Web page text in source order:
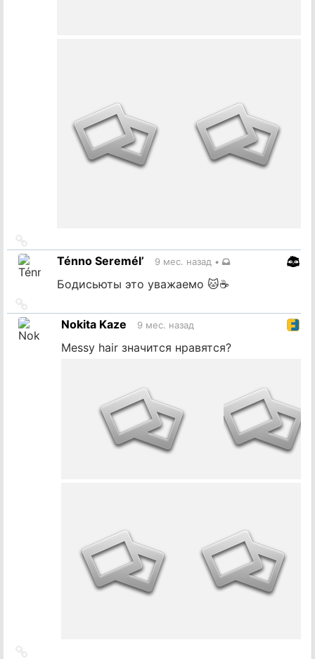
на
источникTénno Seremél’ 9 мес. назад •
Бодисьюты это уважаемо 🐱☕
на
источникNokita Kaze 9 мес. назад
Messy hair значится нравятся?